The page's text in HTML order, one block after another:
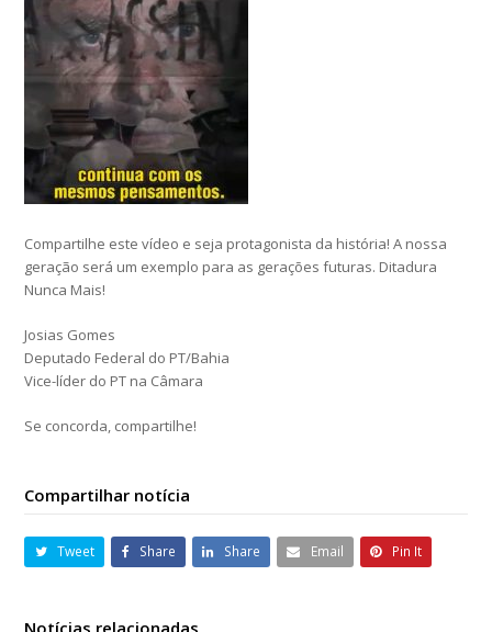
Compartilhe este vídeo e seja protagonista da história! A nossa
geração será um exemplo para as gerações futuras. Ditadura
Nunca Mais!
Josias Gomes
Deputado Federal do PT/Bahia
Vice-líder do PT na Câmara
Se concorda, compartilhe!
Compartilhar notícia
Tweet Share Share Email Pin It
Notícias relacionadas